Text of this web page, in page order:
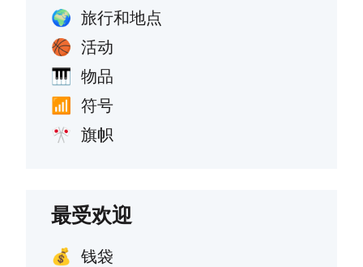
🌍 旅行和地点
🏀 活动
🎹 物品
📶 符号
🎌 旗帜
最受欢迎
💰 钱袋